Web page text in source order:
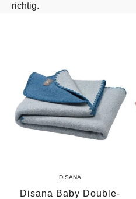
richtig.
DISANA
Disana Baby Double-